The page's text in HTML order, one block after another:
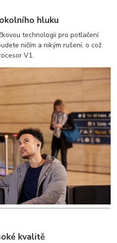
hluku
technologii pro potlačení
ničím a nikým rušení, o což
V1.
kvalitě